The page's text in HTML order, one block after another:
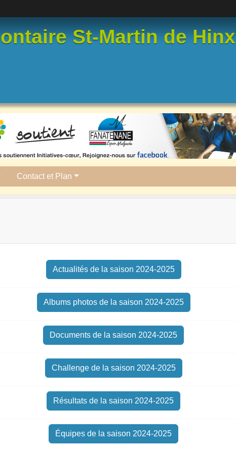
St-Martin de Hinx
Contact et Plan
Actualités de la saison 2024-2025
Albums photos de la saison 2024-2025
Documents de la saison 2024-2025
Challenge de la saison 2024-2025
Résultats de la saison 2024-2025
Équipes de la saison 2024-2025